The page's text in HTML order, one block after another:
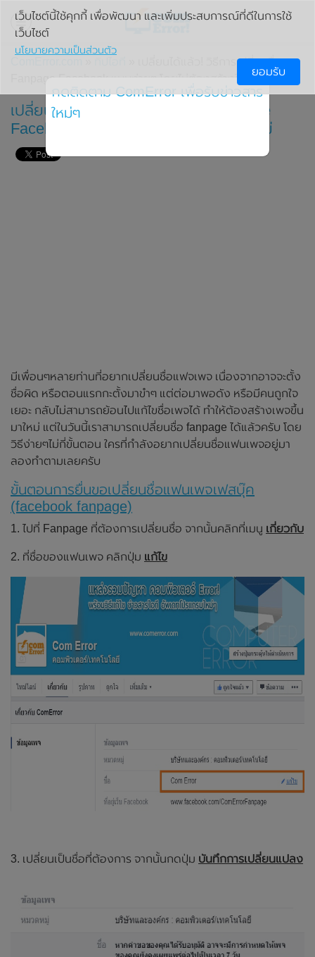
» เปลี่ยนได้แล้ว! วิธีการเปลี่ยนชื่อ
เปลี่ยนได้แล้ว! วิธีการเปลี่ยนชื่อ Fanpage
Facebook แบบง่ายๆ โดยไม่ต้องสร้างใหม่
มีเพื่อนๆหลายท่านที่อยากเปลี่ยนชื่อแฟจเพจ เนื่องจากอาจจะตั้ง
ชื่อผิด หรือตอนแรกกะตั้งมาขำๆ แต่ต่อมาพอดัง หรือมีคนถูกใจ
เยอะ กลับไม่สามารถย้อนไปแก้ไขชื่อเพจได้ ทำให้ต้องสร้างเพจขึ้น
มาใหม่ แต่ในวันนี้เราสามารถเปลี่ยนชื่อ fanpage ได้แล้วครับ โดย
วิธีง่ายๆไม่กี่ขั้นตอน ใครที่กำลังอยากเปลี่ยนชื่อแฟนเพจอยู่มา
ลองทำตามเลยครับ
ขั้นตอนการยื่นขอเปลี่ยนชื่อแฟนเพจเฟสบุ๊ค
(facebook fanpage)
1. ไปที่ Fanpage ที่ต้องการเปลี่ยนชื่อ จากนั้นคลิกที่เมนู เกี่ยวกับ
2. ที่ชื่อของแฟนเพจ คลิกปุ่ม แก้ไข
3. เปลี่ยนเป็นชื่อที่ต้องการ จากนั้นกดปุ่ม บันทึกการเปลี่ยนแปลง
เว็บไซต์นี้ใช้คุกกี้ เพื่อพัฒนา และเพิ่มประสบการณ์ที่ดีในการใช้
เว็บไซต์
นโยบายความเป็นส่วนตัว
ยอมรับ
กดติดตาม ComError เพื่อรับข่าวสาร
ใหม่ๆ